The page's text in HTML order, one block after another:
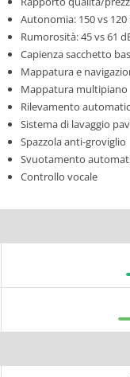
Autonomia: 150 vs 120
Rumorosità: 45 vs 61
Capienza sacchetto
Mappatura e
Mappatura multipiano
Rilevamento
Sistema di lavaggio
Spazzola anti-groviglio
Svuotamento
Controllo vocale